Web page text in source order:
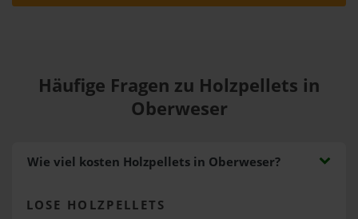
Häufige Fragen zu Holzpellets in
Oberweser
Wie viel kosten Holzpellets in Oberweser?
LOSE HOLZPELLETS